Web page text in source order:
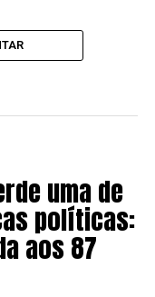
uma de
políticas:
aos 87